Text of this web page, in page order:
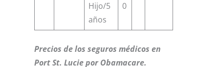
Hijo/5
años
0
Precios de los seguros médicos en
Port St. Lucie por Obamacare.